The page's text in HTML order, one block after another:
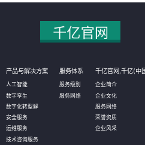
产品与解决方案
人工智能
数字孪生
数字化转型解
安全服务
运维服务
技术咨询服务
服务体系
服务级别
服务网络
千亿官网,千亿(中
企业简介
企业文化
服务网络
荣誉资质
企业风采